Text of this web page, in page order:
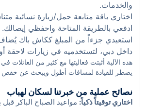
والخدمات.
اختاري باقة متابعة حمل/زيارة نسائية
ادفعي بالطريقة المتاحة واحفظي إيصالك.
استعيدي جزءاً من المبلغ ككاش باك
داخل دبي، لتستخدميه في زيارات لاحقة
هذه الآلية أثبتت فعاليتها مع كثير من
يضطر للقيادة لمسافات أطول ويبحث عن خفض
نصائح عملية من خبرتنا لسكان لهباب
اختاري توقيتاً ذكياً: مواعيد الصباح الباكر